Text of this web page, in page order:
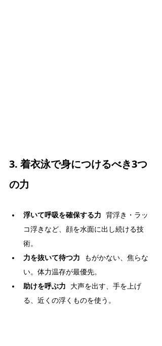
3. 着衣泳で身につけるべき3つ
の力
浮いて呼吸を確保する力 背浮き・ラッ
コ浮きなど、顔を水面に出し続ける技
術。
力を抜いて待つ力 もがかない、焦らな
い。体力温存が最優先。
助けを呼ぶ力 大声を出す、手を上げ
る、近くの浮くものを使う。